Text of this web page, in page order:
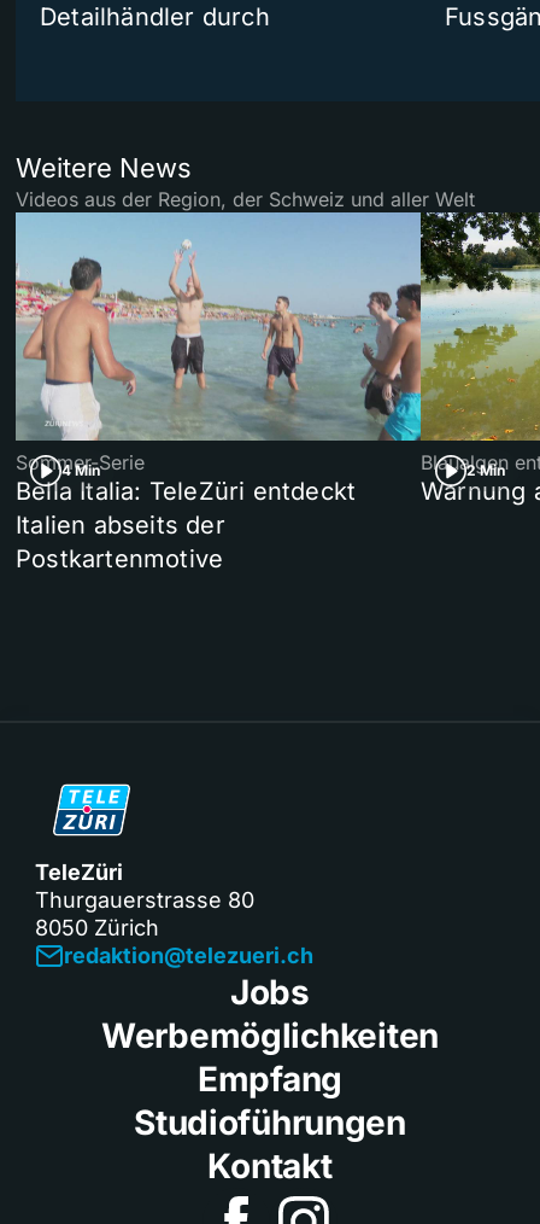
Detailhändler durch
Weitere News
Videos aus der Region, der Schweiz und aller Welt
4 Min
Sommer-Serie
Bella Italia: TeleZüri entdeckt
Italien abseits der
Postkartenmotive
2 Min
Blaualgen
Warnung
TeleZüri
Thurgauerstrasse 80
8050 Zürich
redaktion@telezueri.ch
Jobs
Werbemöglichkeiten
Empfang
Studioführungen
Kontakt